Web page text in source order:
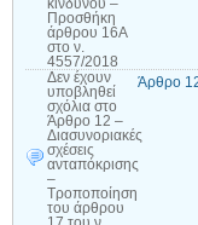
κινδύνου –
Προσθήκη
άρθρου 16A
στο ν.
4557/2018
Δεν έχουν
υποβληθεί
σχόλια στο
Άρθρο 12 –
Διασυνοριακές
σχέσεις
ανταπόκρισης
–
Τροποποίηση
του άρθρου
17 του ν.
Άρθρο